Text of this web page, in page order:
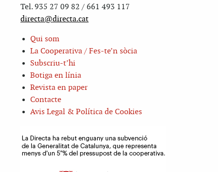
Tel. 935 27 09 82 / 661 493 117
directa@directa.cat
Qui som
La Cooperativa / Fes-te’n sòcia
Subscriu-t’hi
Botiga en línia
Revista en paper
Contacte
Avis Legal & Política de Cookies